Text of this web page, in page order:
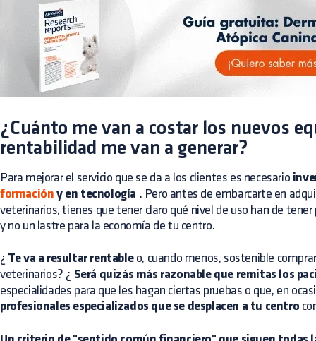
¿Cuánto me van a costar los nuevos
rentabilidad me van a generar?
Para mejorar el servicio que se da a los clientes es necesario
formación y en tecnología . Pero antes de embarcarte en
veterinarios, tienes que tener claro qué nivel de uso han de
y no un lastre para la economía de tu centro.
¿ Te va a resultar rentableo, cuando menos, sostenible
veterinarios? ¿ Será quizás más razonable que remitas los
especialidades para que les hagan ciertas pruebas o que, en
profesionales especializados que se desplacen a tu centro